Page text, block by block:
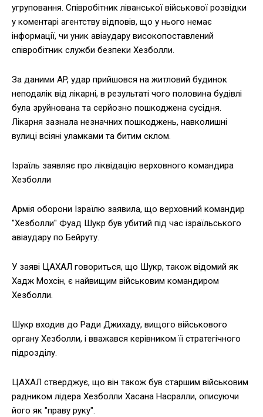
угруповання. Співробітник ліванської військової розвідки
у коментарі агентству відповів, що у нього немає
інформації, чи уник авіаудару високопоставлений
співробітник служби безпеки Хезболли.
За даними AP, удар прийшовся на житловий будинок
неподалік від лікарні, в результаті чого половина будівлі
була зруйнована та серйозно пошкоджена сусідня.
Лікарня зазнала незначних пошкоджень, навколишні
вулиці всіяні уламками та битим склом.
Ізраїль заявляє про ліквідацію верховного командира
Хезболли
Армія оборони Ізраїлю заявила, що верховний командир
"Хезболли" Фуад Шукр був убитий під час ізраїльського
авіаудару по Бейруту.
У заяві ЦАХАЛ говориться, що Шукр, також відомий як
Хадж Мохсін, є найвищим військовим командиром
Хезболли.
Шукр входив до Ради Джихаду, вищого військового
органу Хезболли, і вважався керівником її стратегічного
підрозділу.
ЦАХАЛ стверджує, що він також був старшим військовим
радником лідера Хезболли Хасана Насралли, описуючи
його як "праву руку".